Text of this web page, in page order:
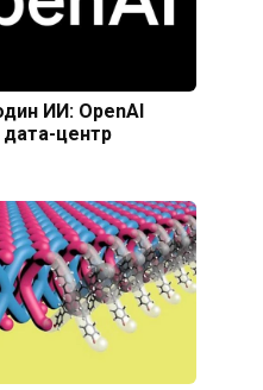
ИИ: OpenAI
центр